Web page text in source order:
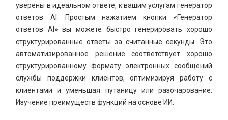
уверены в идеальном ответе, к вашим услугам генератор
ответов AI. Простым нажатием кнопки «Генератор
ответов AI» вы можете быстро генерировать хорошо
структурированные ответы за считанные секунды. Это
автоматизированное решение соответствует хорошо
структурированному формату электронных сообщений
службы поддержки клиентов, оптимизируя работу с
клиентами и уменьшая путаницу или разочарование.
Изучение преимуществ функций на основе ИИ.